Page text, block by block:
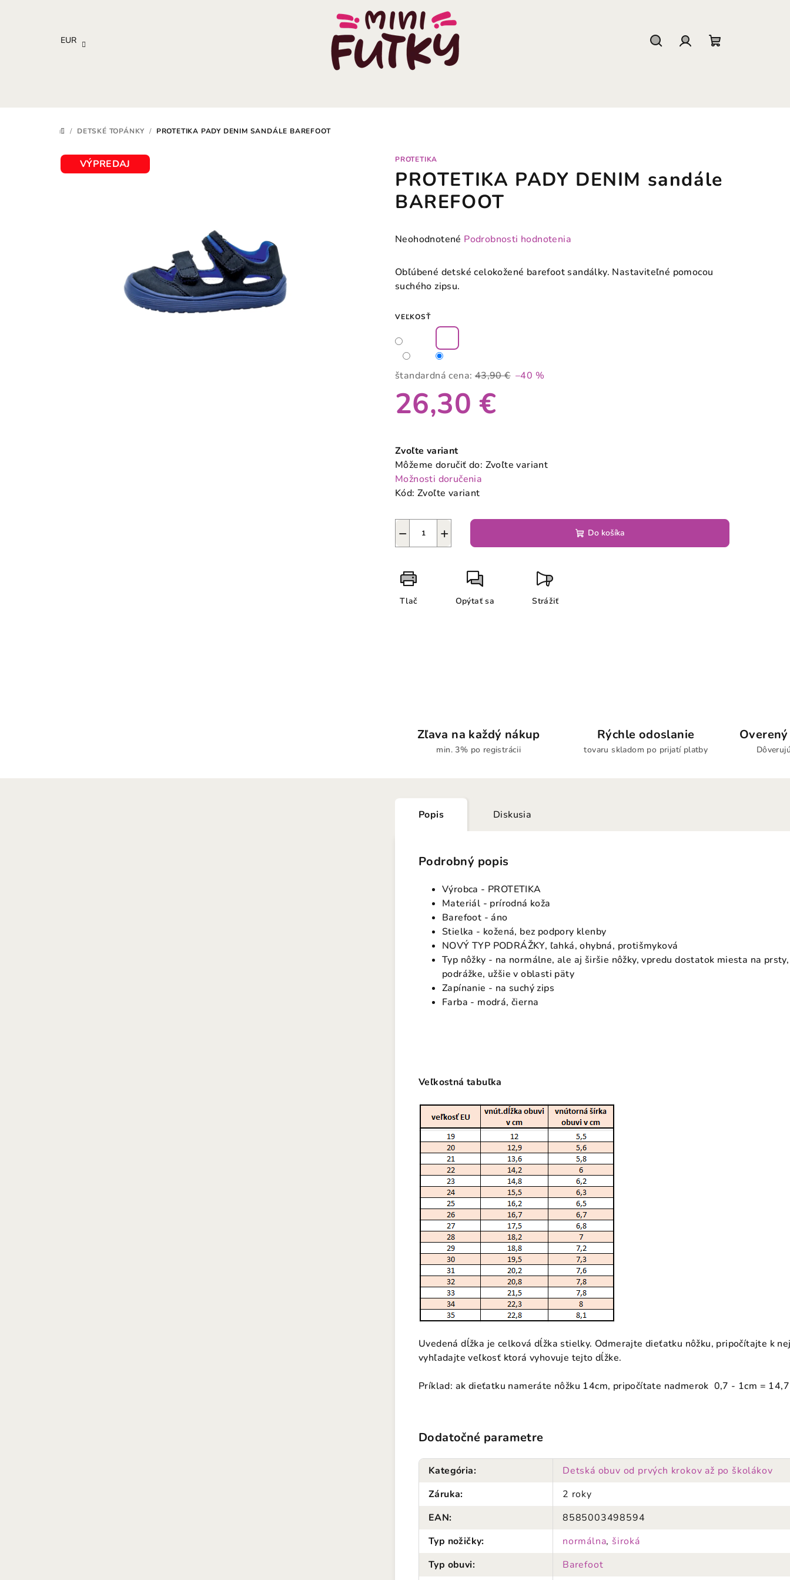
EUR
DOMOV
/ DETSKÉ TOPÁNKY / PROTETIKA PADY DENIM SANDÁLE BAREFOOT
PROTETIKA
PROTETIKA PADY DENIM sandále
BAREFOOT
Priemerné
produktu
5
hviezdičiek.
Neohodnotené Podrobnosti hodnotenia
Obľúbené detské celokožené barefoot sandálky. Nastaviteľné pomocou
suchého zipsu.
VEĽKOSŤ
štandardná cena: 43,90 € –40 %
26,30 €
cena:
Zvoľte variant
Môžeme doručiť do: Zvoľte variant
Možnosti doručenia
Kód: Zvoľte variant
+
− Do košíka
Tlač Opýtať sa Strážiť
VÝPREDAJ
Zľava na každý nákup
min. 3% po registrácii
Rýchle odoslanie
tovaru skladom po prijatí platby
Popis Diskusia
Podrobný popis
Výrobca - PROTETIKA
Materiál - prírodná koža
Barefoot - áno
Stielka - kožená, bez podpory klenby
NOVÝ TYP PODRÁŽKY, ľahká, ohybná, protišmyková
Typ nôžky - na normálne, ale aj širšie nôžky, vpredu dostatok miesta na
podrážke, užšie v oblasti päty
Zapínanie - na suchý zips
Farba - modrá, čierna
Veľkostná tabuľka
Uvedená dĺžka je celková dĺžka stielky. Odmerajte dieťatku nôžku, pripočítajte k
vyhľadajte veľkosť ktorá vyhovuje tejto dĺžke.
Príklad: ak dieťatku nameráte nôžku 14cm, pripočítate nadmerok 0,7 - 1cm =
Dodatočné parametre
Kategória:
Detská obuv od prvých krokov až po školákov
Záruka:
2 roky
EAN:
8585003498594
Typ nožičky: normálna, široká
Typ obuvi:
Barefoot